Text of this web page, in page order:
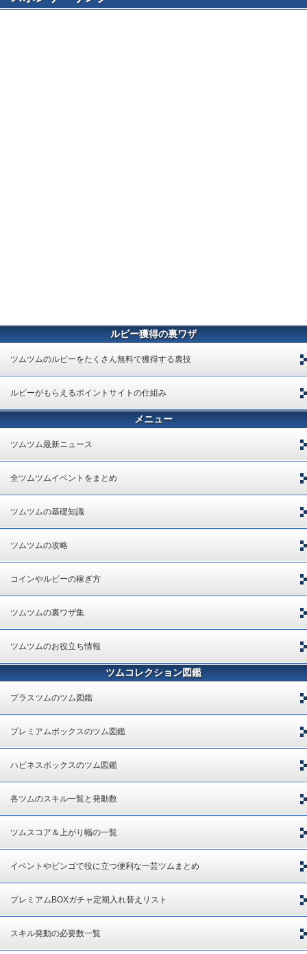
ルビー獲得の裏ワザ
ツムツムのルビーをたくさん無料で獲得する裏技
ルビーがもらえるポイントサイトの仕組み
メニュー
ツムツム最新ニュース
全ツムツムイベントをまとめ
ツムツムの基礎知識
ツムツムの攻略
コインやルビーの稼ぎ方
ツムツムの裏ワザ集
ツムツムのお役立ち情報
ツムコレクション図鑑
プラスツムのツム図鑑
プレミアムボックスのツム図鑑
ハピネスボックスのツム図鑑
各ツムのスキル一覧と発動数
ツムスコア＆上がり幅の一覧
イベントやビンゴで役に立つ便利な一芸ツムまとめ
プレミアムBOXガチャ定期入れ替えリスト
スキル発動の必要数一覧